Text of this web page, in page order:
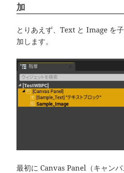
加
とりあえず、Text と Image を
加します。
最初に Canvas Panel（キャン